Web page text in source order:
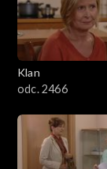
Klan
odc. 2466